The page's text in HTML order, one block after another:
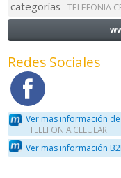
categorías TELEFONIA
Redes Sociales
Ver mas información
TELEFONIA CELULAR
Ver mas información